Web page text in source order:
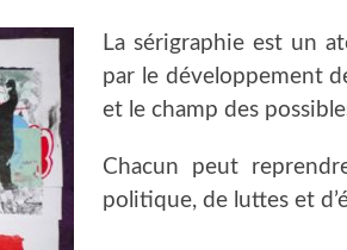
La sérigraphie est un
par le développement
et le champ des
Chacun peut
politique, de luttes et